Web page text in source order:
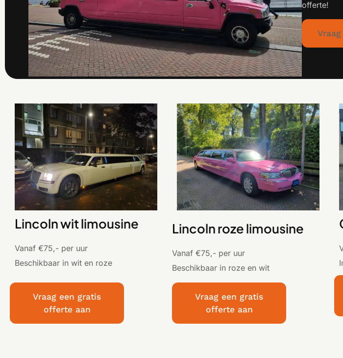
offerte!
Lincoln wit limousine
Vanaf €75,- per uur
Beschikbaar in wit en roze
Vraag een gratis
offerte aan
Lincoln roze limousine
Vanaf €75,- per uur
Beschikbaar in roze en wit
Vraag een gratis
offerte aan